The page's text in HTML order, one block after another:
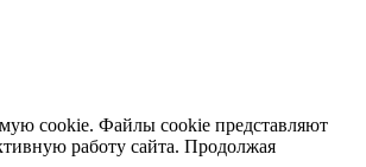
cookie. Файлы cookie представляют
работу сайта. Продолжая